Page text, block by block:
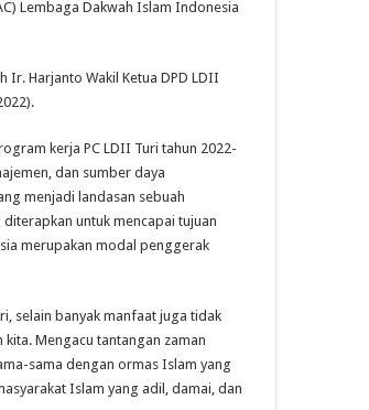
Lembaga Dakwah Islam Indonesia
Ir. Harjanto Wakil Ketua DPD LDII
kerja PC LDII Turi tahun 2022-
dan sumber daya
menjadi landasan sebuah
untuk mencapai tujuan
merupakan modal penggerak
selain banyak manfaat juga tidak
Mengacu tantangan zaman
sama dengan ormas Islam yang
Islam yang adil, damai, dan